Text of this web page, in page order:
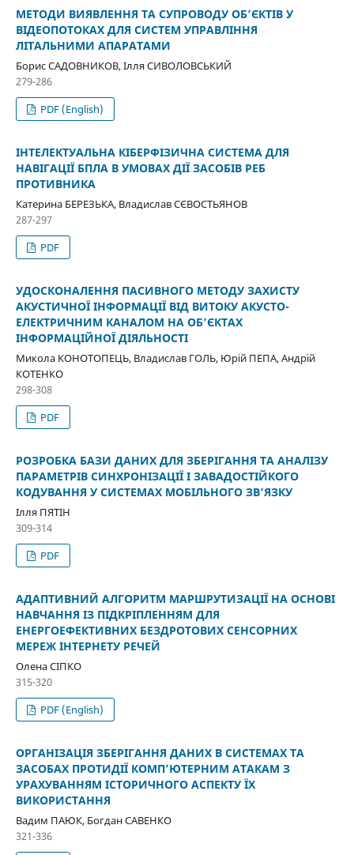
МЕТОДИ ВИЯВЛЕННЯ ТА СУПРОВОДУ ОБ’ЄКТІВ У
ВІДЕОПОТОКАХ ДЛЯ СИСТЕМ УПРАВЛІННЯ
ЛІТАЛЬНИМИ АПАРАТАМИ
Борис САДОВНИКОВ, Ілля СИВОЛОВСЬКИЙ
279-286
PDF (English)
ІНТЕЛЕКТУАЛЬНА КІБЕРФІЗИЧНА СИСТЕМА ДЛЯ
НАВІГАЦІЇ БПЛА В УМОВАХ ДІЇ ЗАСОБІВ РЕБ
ПРОТИВНИКА
Катерина БЕРЕЗЬКА, Владислав СЄВОСТЬЯНОВ
287-297
PDF
УДОСКОНАЛЕННЯ ПАСИВНОГО МЕТОДУ ЗАХИСТУ
АКУСТИЧНОЇ ІНФОРМАЦІЇ ВІД ВИТОКУ АКУСТО-
ЕЛЕКТРИЧНИМ КАНАЛОМ НА ОБ’ЄКТАХ
ІНФОРМАЦІЙНОЇ ДІЯЛЬНОСТІ
Микола КОНОТОПЕЦЬ, Владислав ГОЛЬ, Юрій ПЕПА, Андрій
КОТЕНКО
298-308
PDF
РОЗРОБКА БАЗИ ДАНИХ ДЛЯ ЗБЕРІГАННЯ ТА АНАЛІЗУ
ПАРАМЕТРІВ СИНХРОНІЗАЦІЇ І ЗАВАДОСТІЙКОГО
КОДУВАННЯ У СИСТЕМАХ МОБІЛЬНОГО ЗВ’ЯЗКУ
Ілля ПЯТІН
309-314
PDF
АДАПТИВНИЙ АЛГОРИТМ МАРШРУТИЗАЦІЇ НА ОСНОВІ
НАВЧАННЯ ІЗ ПІДКРІПЛЕННЯМ ДЛЯ
ЕНЕРГОЕФЕКТИВНИХ БЕЗДРОТОВИХ СЕНСОРНИХ
МЕРЕЖ ІНТЕРНЕТУ РЕЧЕЙ
Олена СІПКО
315-320
PDF (English)
ОРГАНІЗАЦІЯ ЗБЕРІГАННЯ ДАНИХ В СИСТЕМАХ ТА
ЗАСОБАХ ПРОТИДІЇ КОМП’ЮТЕРНИМ АТАКАМ З
УРАХУВАННЯМ ІСТОРИЧНОГО АСПЕКТУ ЇХ
ВИКОРИСТАННЯ
Вадим ПАЮК, Богдан САВЕНКО
321-336